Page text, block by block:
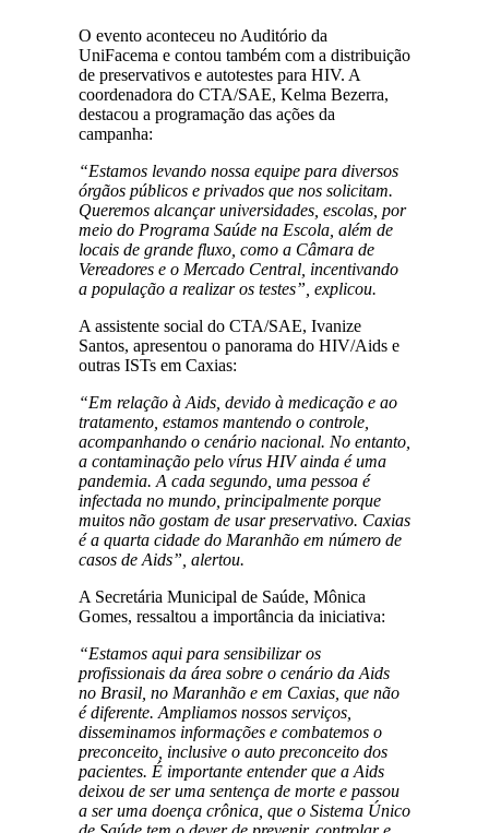
O evento aconteceu no Auditório da
UniFacema e contou também com a distribuição
de preservativos e autotestes para HIV. A
coordenadora do CTA/SAE, Kelma Bezerra,
destacou a programação das ações da
campanha:
“Estamos levando nossa equipe para diversos
órgãos públicos e privados que nos solicitam.
Queremos alcançar universidades, escolas, por
meio do Programa Saúde na Escola, além de
locais de grande fluxo, como a Câmara de
Vereadores e o Mercado Central, incentivando
a população a realizar os testes”, explicou.
A assistente social do CTA/SAE, Ivanize
Santos, apresentou o panorama do HIV/Aids e
outras ISTs em Caxias:
“Em relação à Aids, devido à medicação e ao
tratamento, estamos mantendo o controle,
acompanhando o cenário nacional. No entanto,
a contaminação pelo vírus HIV ainda é uma
pandemia. A cada segundo, uma pessoa é
infectada no mundo, principalmente porque
muitos não gostam de usar preservativo. Caxias
é a quarta cidade do Maranhão em número de
casos de Aids”, alertou.
A Secretária Municipal de Saúde, Mônica
Gomes, ressaltou a importância da iniciativa:
“Estamos aqui para sensibilizar os
profissionais da área sobre o cenário da Aids
no Brasil, no Maranhão e em Caxias, que não
é diferente. Ampliamos nossos serviços,
disseminamos informações e combatemos o
preconceito, inclusive o auto preconceito dos
pacientes. É importante entender que a Aids
deixou de ser uma sentença de morte e passou
a ser uma doença crônica, que o Sistema Único